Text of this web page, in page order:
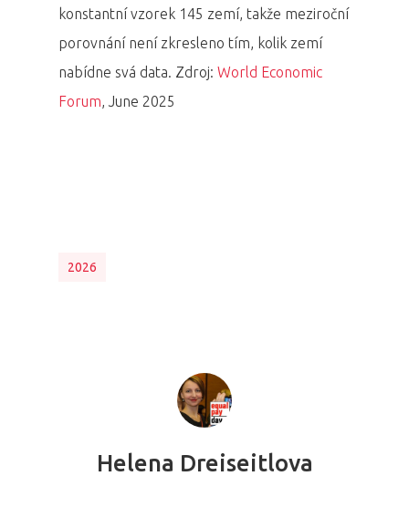
konstantní vzorek 145 zemí, takže meziroční
porovnání není zkresleno tím, kolik zemí
nabídne svá data. Zdroj: World Economic
Forum, June 2025
2026
Helena DreiseitlovaProgram 27.3.